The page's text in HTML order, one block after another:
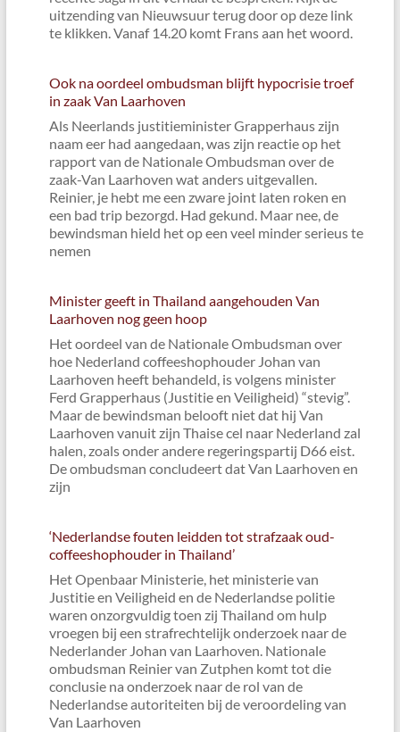
uitzending van Nieuwsuur terug door op deze link
te klikken. Vanaf 14.20 komt Frans aan het woord.
Ook na oordeel ombudsman blijft hypocrisie troef
in zaak Van Laarhoven
Als Neerlands justitieminister Grapperhaus zijn
naam eer had aangedaan, was zijn reactie op het
rapport van de Nationale Ombudsman over de
zaak-Van Laarhoven wat anders uitgevallen.
Reinier, je hebt me een zware joint laten roken en
een bad trip bezorgd. Had gekund. Maar nee, de
bewindsman hield het op een veel minder serieus te
nemen
Minister geeft in Thailand aangehouden Van
Laarhoven nog geen hoop
Het oordeel van de Nationale Ombudsman over
hoe Nederland coffeeshophouder Johan van
Laarhoven heeft behandeld, is volgens minister
Ferd Grapperhaus (Justitie en Veiligheid) “stevig”.
Maar de bewindsman belooft niet dat hij Van
Laarhoven vanuit zijn Thaise cel naar Nederland zal
halen, zoals onder andere regeringspartij D66 eist.
De ombudsman concludeert dat Van Laarhoven en
zijn
‘Nederlandse fouten leidden tot strafzaak oud-
coffeeshophouder in Thailand’
Het Openbaar Ministerie, het ministerie van
Justitie en Veiligheid en de Nederlandse politie
waren onzorgvuldig toen zij Thailand om hulp
vroegen bij een strafrechtelijk onderzoek naar de
Nederlander Johan van Laarhoven. Nationale
ombudsman Reinier van Zutphen komt tot die
conclusie na onderzoek naar de rol van de
Nederlandse autoriteiten bij de veroordeling van
Van Laarhoven